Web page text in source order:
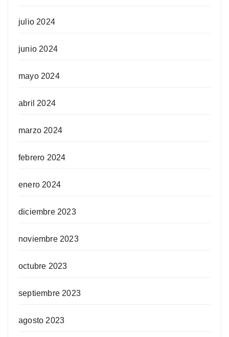
julio 2024
junio 2024
mayo 2024
abril 2024
marzo 2024
febrero 2024
enero 2024
diciembre 2023
noviembre 2023
octubre 2023
septiembre 2023
agosto 2023